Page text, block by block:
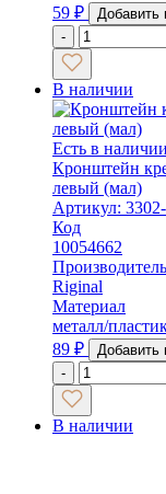
59 ₽
Добавить
-
В наличии
Есть в наличии
Кронштейн
левый (мал)
Артикул:
Код
10054662
Производитель
Riginal
Материал
металл/
89 ₽
Добавить
-
В наличии